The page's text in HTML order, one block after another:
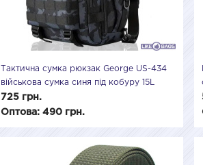
Тактична сумка рюкзак George US-434
військова сумка синя під кобуру 15L
армійські сумки George
725 грн.
Оптова: 490 грн.